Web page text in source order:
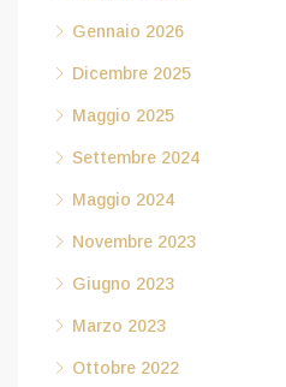
Gennaio 2026
Dicembre 2025
Maggio 2025
Settembre 2024
Maggio 2024
Novembre 2023
Giugno 2023
Marzo 2023
Ottobre 2022